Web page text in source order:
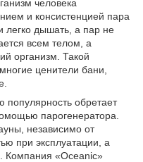
человека
и консистенцией пара
легко дышать, а пар не
всем телом, а
организм. Такой
ценители бани,
обретает
парогенератора.
независимо от
при эксплуатации, а
Компания «Oceanic»